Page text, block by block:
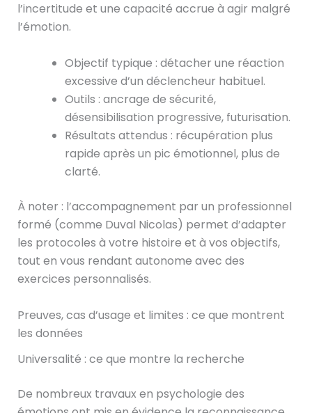
l’incertitude et une capacité accrue à agir malgré
l’émotion.
Objectif typique : détacher une réaction
excessive d’un déclencheur habituel.
Outils : ancrage de sécurité,
désensibilisation progressive, futurisation.
Résultats attendus : récupération plus
rapide après un pic émotionnel, plus de
clarté.
À noter : l’accompagnement par un professionnel
formé (comme Duval Nicolas) permet d’adapter
les protocoles à votre histoire et à vos objectifs,
tout en vous rendant autonome avec des
exercices personnalisés.
Preuves, cas d’usage et limites : ce que montrent
les données
Universalité : ce que montre la recherche
De nombreux travaux en psychologie des